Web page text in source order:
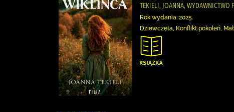
TEKIELI, JOANNA, WYDAWNICTWO
Rok wydania: 2025.
Dziewczęta, Konflikt pokoleń,